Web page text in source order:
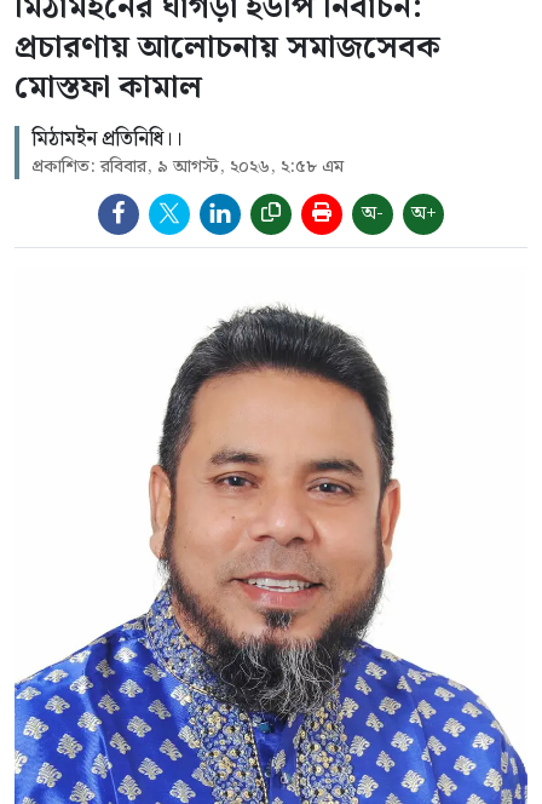
প্রচারণায় আলোচনায় সমাজসেবক
মোস্তফা কামাল
মিঠামইন প্রতিনিধি।।
প্রকাশিত: রবিবার, ৯ আগস্ট, ২০২৬, ২:৫৮ এম
অ- অ+